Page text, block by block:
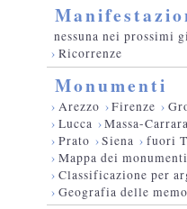
nessuna nei prossimi
› Ricorrenze
Monumenti
› Arezzo ›Firenze ›
› Lucca ›Massa-Carrara
› Prato ›Siena › fuori
› Mappa dei monumenti
› Classificazione per
› Geografia delle